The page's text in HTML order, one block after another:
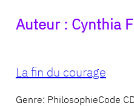
Auteur : Cynthia
La fin du courage
Genre: PhilosophieCode